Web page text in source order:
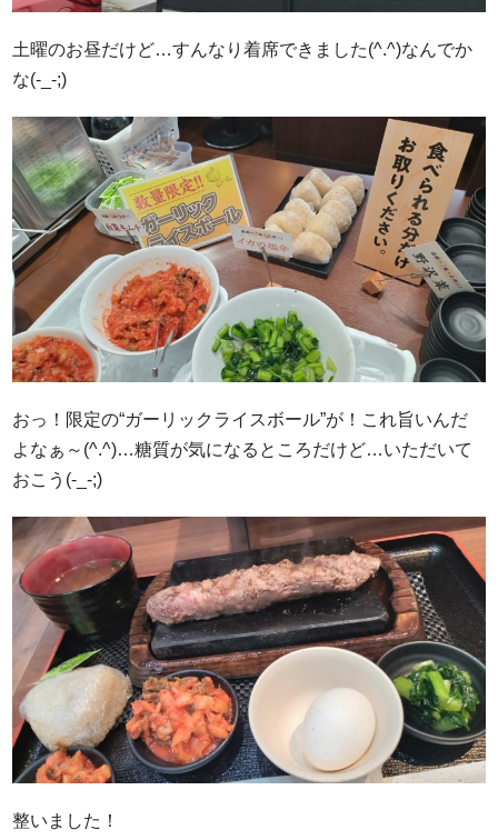
土曜のお昼だけど…すんなり着席できました(^.^)なんでか
な(-_-;)
おっ！限定の“ガーリックライスボール”が！これ旨いんだ
よなぁ～(^.^)…糖質が気になるところだけど…いただいて
おこう(-_-;)
整いました！